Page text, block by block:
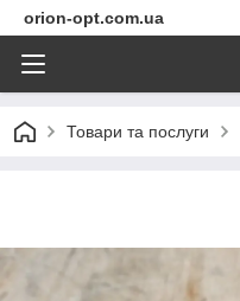
orion-opt.com.ua
Товари та послуги